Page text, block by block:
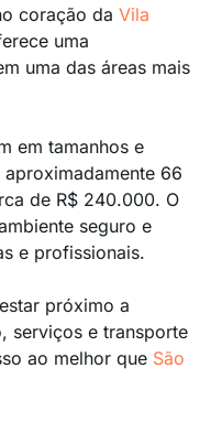
coração da Vila
uma
uma das áreas mais
em tamanhos e
66
de R$ 240.000. O
seguro e
e profissionais.
próximo a
serviços e transporte
ao melhor que São